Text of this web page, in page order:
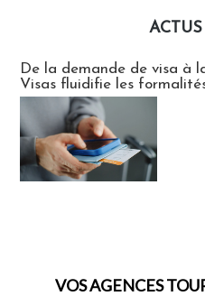
ACTUS
De la demande de visa à
Visas fluidifie les
VOS AGENCES